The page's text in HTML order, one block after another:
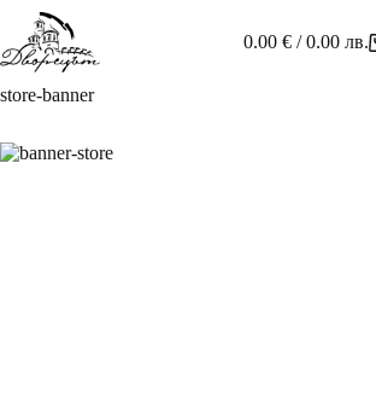
content
Shopping
0.00€ / 0.00 лв.
store-banner